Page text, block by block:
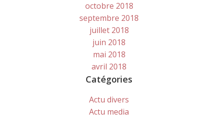
octobre 2018
septembre 2018
juillet 2018
juin 2018
mai 2018
avril 2018
Catégories
Actu divers
Actu media